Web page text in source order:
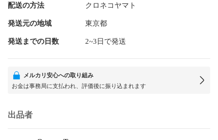
配送の方法 クロネコヤマト
発送元の地域 東京都
発送までの日数 2~3日で発送
メルカリ安心への取り組み
お金は事務局に支払われ、評価後に振り込まれます
出品者